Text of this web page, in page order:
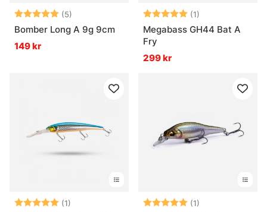
Betyg: (5)
5.0 utav 5 stjärnor
Bomber Long A 9g 9cm
149 kr
Betyg: (1)
Megabass GH44 Bat A
Fry
299 kr
Betyg: (1)
5.0 utav 5 stjärnorBetyg: (1)